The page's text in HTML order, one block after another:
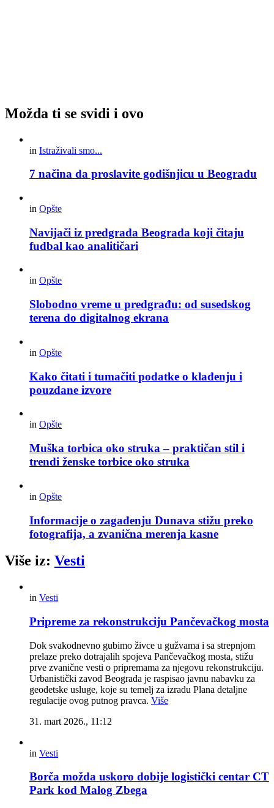
Možda ti se svidi i ovo
in Istraživali smo...
7 načina da proslavite godišnjicu u Beogradu
in Opšte
Navijači iz predgrađa Beograda koji čitaju
fudbal kao analitičari
in Opšte
Slobodno vreme u predgrađu: od susedskog
terena do digitalnog ekrana
in Opšte
Kako čitati i tumačiti podatke o klađenju i
pouzdane izvore
in Opšte
Muška torbica oko struka – praktičan stil i
trendi ženske torbice oko struka
in Opšte
Informacije o zagađenju Dunava stižu preko
fotografija, a zvanična merenja kasne
Više iz: Vesti
in Vesti
Pripreme za rekonstrukciju Pančevačkog mosta
Dok svakodnevno gubimo živce u gužvama i sa strepnjom
prelaze preko dotrajalih spojeva Pančevačkog mosta, stižu
prve zvanične vesti o pripremama za njegovu rekonstrukciju.
Urbanistički zavod Beograda je raspisao javnu nabavku za
geodetske usluge, koje su temelj za izradu Plana detaljne
regulacije ovog putnog pravca. Više
31. mart 2026., 11:12
in Vesti
Borča možda uskoro dobije logistički centar CT
Park kod Malog Zbega